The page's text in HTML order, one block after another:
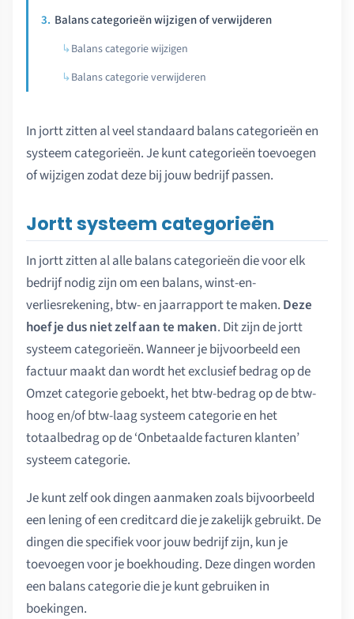
Balans categorieën wijzigen of verwijderen
Balans categorie wijzigen
Balans categorie verwijderen
In jortt zitten al veel standaard balans categorieën en
systeem categorieën. Je kunt categorieën toevoegen
of wijzigen zodat deze bij jouw bedrijf passen.
Jortt systeem categorieën
In jortt zitten al alle balans categorieën die voor elk
bedrijf nodig zijn om een balans, winst-en-
verliesrekening, btw- en jaarrapport te maken. Deze
hoef je dus niet zelf aan te maken. Dit zijn de jortt
systeem categorieën. Wanneer je bijvoorbeeld een
factuur maakt dan wordt het exclusief bedrag op de
Omzet categorie geboekt, het btw-bedrag op de btw-
hoog en/of btw-laag systeem categorie en het
totaalbedrag op de ‘Onbetaalde facturen klanten’
systeem categorie.
Je kunt zelf ook dingen aanmaken zoals bijvoorbeeld
een lening of een creditcard die je zakelijk gebruikt. De
dingen die specifiek voor jouw bedrijf zijn, kun je
toevoegen voor je boekhouding. Deze dingen worden
een balans categorie die je kunt gebruiken in
boekingen.